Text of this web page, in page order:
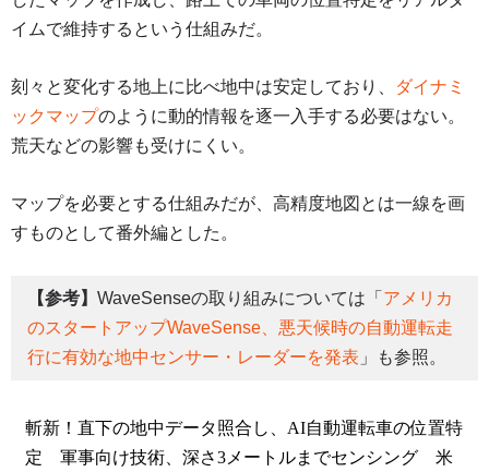
イムで維持するという仕組みだ。
刻々と変化する地上に比べ地中は安定しており、
ダイナミ
ックマップのように動的情報を逐一入手する必要はない。
荒天などの影響も受けにくい。
マップを必要とする仕組みだが、高精度地図とは一線を画
すものとして番外編とした。
【参考】 WaveSenseの取り組みについては「 アメリカ
のスタートアップWaveSense、悪天候時の自動運転走
行に有効な地中センサー・レーダーを発表 」も参照。
斬新！直下の地中データ照合し、AI自動運転車の位置特
定 軍事向け技術、深さ3メートルまでセンシング 米